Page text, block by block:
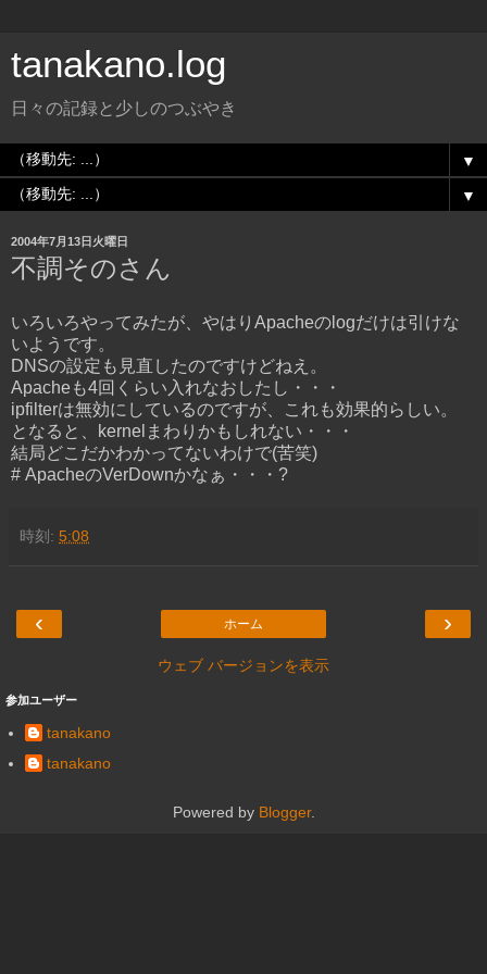
tanakano.log
日々の記録と少しのつぶやき
▼
▼
2004年7月13日火曜日
不調そのさん
いろいろやってみたが、やはりApacheのlogだけは引けな
いようです。
DNSの設定も見直したのですけどねえ。
Apacheも4回くらい入れなおしたし・・・
ipfilterは無効にしているのですが、これも効果的らしい。
となると、kernelまわりかもしれない・・・
結局どこだかわかってないわけで(苦笑)
# ApacheのVerDownかなぁ・・・?
時刻: 5:08
‹ ›
ホーム
ウェブ バージョンを表示
参加ユーザー
tanakano
tanakano
Powered by Blogger.